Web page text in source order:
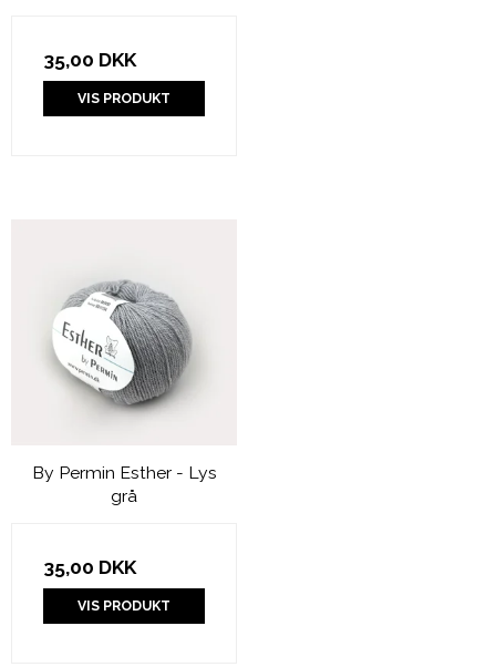
35,00 DKK
VIS PRODUKT
By Permin Esther - Lys
grå
35,00 DKK
VIS PRODUKT